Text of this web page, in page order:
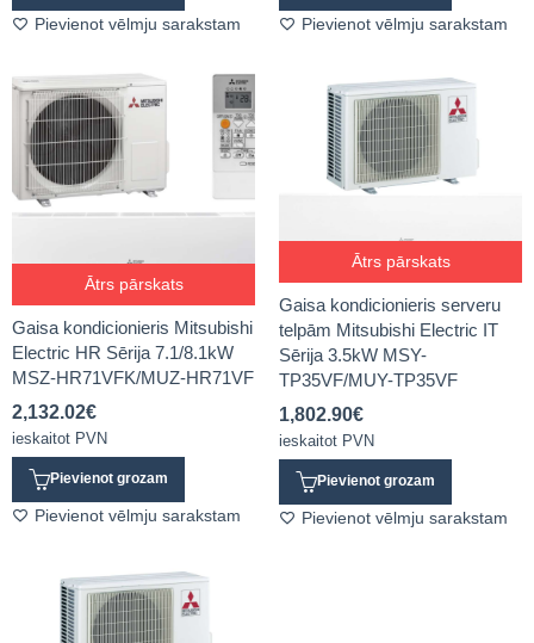
Pievienot vēlmju sarakstam Pievienot vēlmju sarakstam
Ātrs pārskats
Gaisa kondicionieris Mitsubishi
Electric HR Sērija 7.1/8.1kW
MSZ-HR71VFK/MUZ-HR71VF
2,132.02€
ieskaitot PVN
Pievienot grozam
Pievienot vēlmju sarakstam
Ātrs pārskats
Gaisa kondicionieris serveru
telpām Mitsubishi Electric IT
Sērija 3.5kW MSY-
TP35VF/MUY-TP35VF
1,802.90€
ieskaitot PVN
Pievienot grozam
Pievienot vēlmju sarakstam